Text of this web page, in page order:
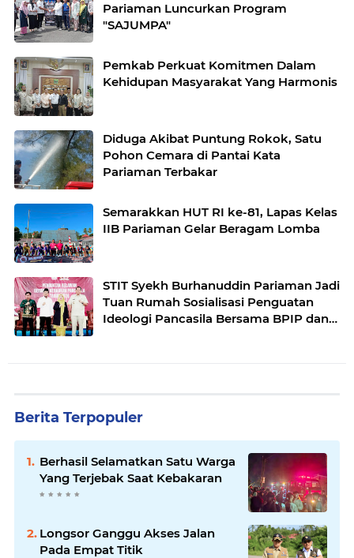
Pariaman Luncurkan Program
"SAJUMPA"
Pemkab Perkuat Komitmen Dalam
Kehidupan Masyarakat Yang Harmonis
Diduga Akibat Puntung Rokok, Satu
Pohon Cemara di Pantai Kata
Pariaman Terbakar
Semarakkan HUT RI ke-81, Lapas Kelas
IIB Pariaman Gelar Beragam Lomba
STIT Syekh Burhanuddin Pariaman Jadi
Tuan Rumah Sosialisasi Penguatan
Ideologi Pancasila Bersama BPIP dan
Berita Terpopuler
Berhasil Selamatkan Satu Warga
Yang Terjebak Saat Kebakaran
Longsor Ganggu Akses Jalan
Pada Empat Titik